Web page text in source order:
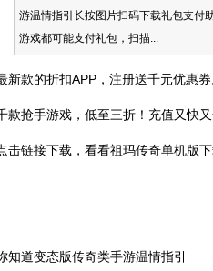
游温情指引长按图片扫码下载礼包支付
游戏都可能支付礼包，扫描...
新款的折扣APP，注册送千元优惠券
款抢手游戏，低至三折！充值又快又
击链接下载，看看祖玛传奇单机版
知道变态版传奇类手游温情指引